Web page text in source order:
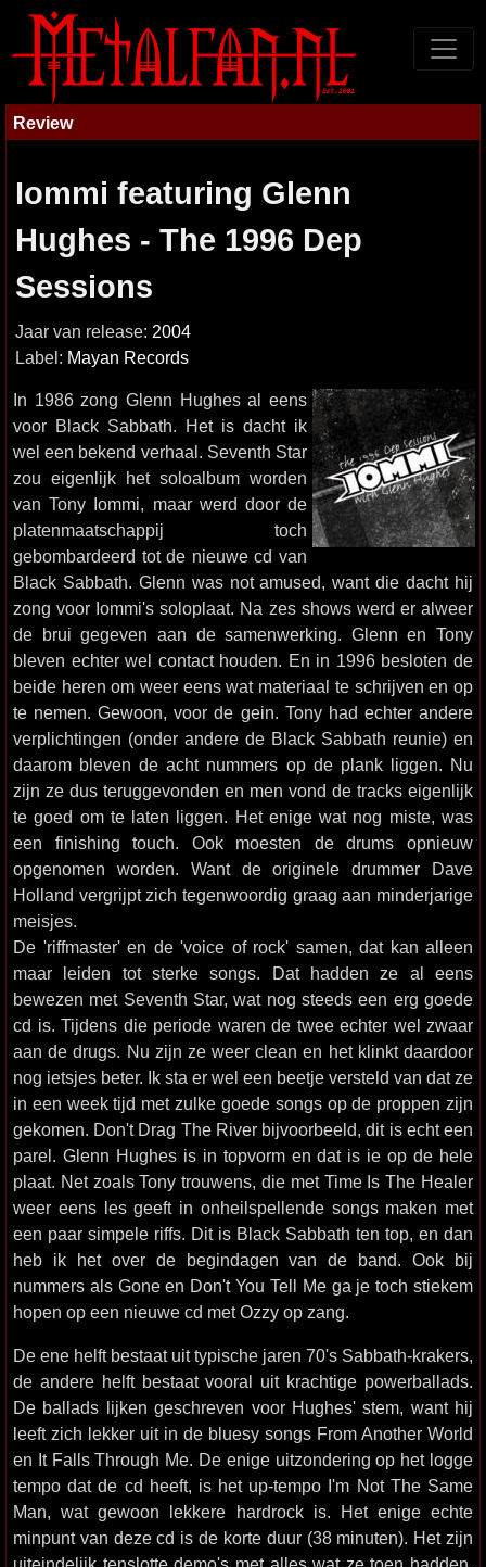
Review
Iommi featuring Glenn
Hughes - The 1996 Dep
Sessions
Jaar van release: 2004
Label: Mayan Records
In 1986 zong Glenn Hughes al eens
voor Black Sabbath. Het is dacht ik
wel een bekend verhaal. Seventh Star
zou eigenlijk het soloalbum worden
van Tony Iommi, maar werd door de
platenmaatschappij toch
gebombardeerd tot de nieuwe cd van
Black Sabbath. Glenn was not amused, want die dacht hij
zong voor Iommi's soloplaat. Na zes shows werd er alweer
de brui gegeven aan de samenwerking. Glenn en Tony
bleven echter wel contact houden. En in 1996 besloten de
beide heren om weer eens wat materiaal te schrijven en op
te nemen. Gewoon, voor de gein. Tony had echter andere
verplichtingen (onder andere de Black Sabbath reunie) en
daarom bleven de acht nummers op de plank liggen. Nu
zijn ze dus teruggevonden en men vond de tracks eigenlijk
te goed om te laten liggen. Het enige wat nog miste, was
een finishing touch. Ook moesten de drums opnieuw
opgenomen worden. Want de originele drummer Dave
Holland vergrijpt zich tegenwoordig graag aan minderjarige
meisjes.
De 'riffmaster' en de 'voice of rock' samen, dat kan alleen
maar leiden tot sterke songs. Dat hadden ze al eens
bewezen met Seventh Star, wat nog steeds een erg goede
cd is. Tijdens die periode waren de twee echter wel zwaar
aan de drugs. Nu zijn ze weer clean en het klinkt daardoor
nog ietsjes beter. Ik sta er wel een beetje versteld van dat ze
in een week tijd met zulke goede songs op de proppen zijn
gekomen. Don't Drag The River bijvoorbeeld, dit is echt een
parel. Glenn Hughes is in topvorm en dat is ie op de hele
plaat. Net zoals Tony trouwens, die met Time Is The Healer
weer eens les geeft in onheilspellende songs maken met
een paar simpele riffs. Dit is Black Sabbath ten top, en dan
heb ik het over de begindagen van de band. Ook bij
nummers als Gone en Don't You Tell Me ga je toch stiekem
hopen op een nieuwe cd met Ozzy op zang.
De ene helft bestaat uit typische jaren 70's Sabbath-krakers,
de andere helft bestaat vooral uit krachtige powerballads.
De ballads lijken geschreven voor Hughes' stem, want hij
leeft zich lekker uit in de bluesy songs From Another World
en It Falls Through Me. De enige uitzondering op het logge
tempo dat de cd heeft, is het up-tempo I'm Not The Same
Man, wat gewoon lekkere hardrock is. Het enige echte
minpunt van deze cd is de korte duur (38 minuten). Het zijn